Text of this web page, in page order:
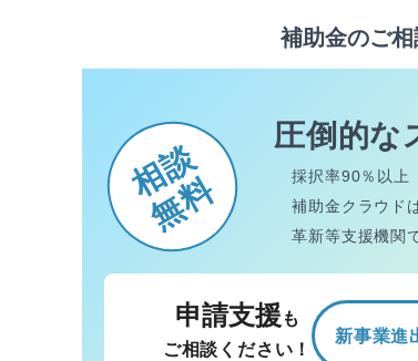
補助金のご相
相談
無料
圧倒的な
採択率90％以上
補助金クラウド
革新等支援機関
申請支援 も
ご相談ください！
新事業進